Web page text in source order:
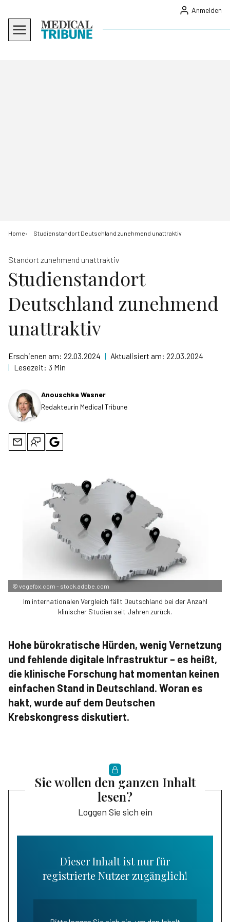
Anmelden
Home Studienstandort Deutschland zunehmend unattraktiv
Standort zunehmend unattraktiv
Studienstandort
Deutschland zunehmend
unattraktiv
Erschienen am: 22.03.2024 | Aktualisiert am: 22.03.2024
| Lesezeit: 3 Min
Anouschka Wasner
Redakteurin Medical Tribune
© vegefox.com - stock.adobe.com
Im internationalen Vergleich fällt Deutschland bei der Anzahl
klinischer Studien seit Jahren zurück.
Hohe bürokratische Hürden, wenig Vernetzung
und fehlende digitale Infrastruktur – es heißt,
die klinische Forschung hat momentan keinen
einfachen Stand in Deutschland. Woran es
hakt, wurde auf dem Deutschen
Krebskongress diskutiert.
Sie wollen den ganzen Inhalt
lesen?
Loggen Sie sich ein
Dieser Inhalt ist nur für
registrierte Nutzer zugänglich!